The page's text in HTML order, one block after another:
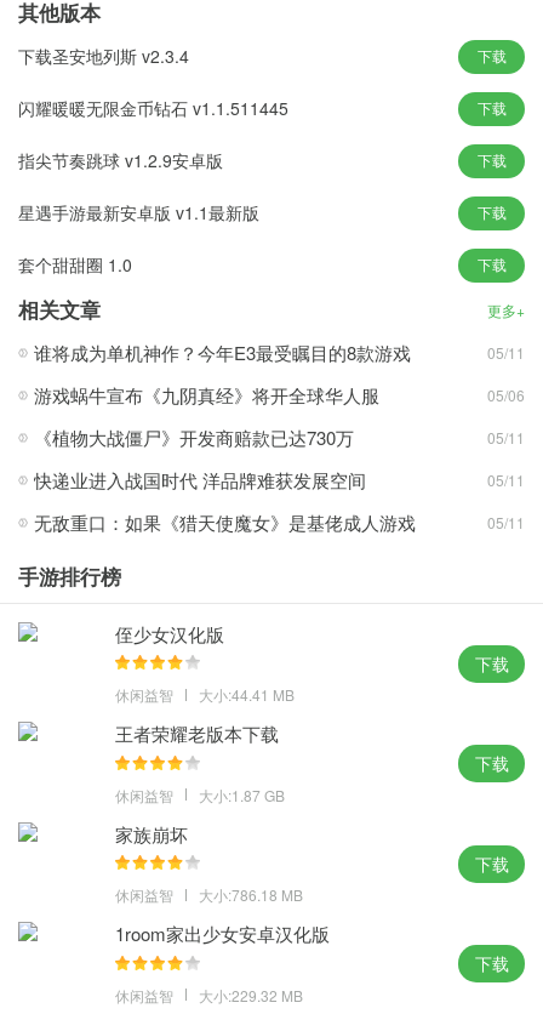
游戏中的内容设计足够丰富，因为它有丰富的业务流程模型和经验;
游戏亮点
可以根据自己的喜好随意搭配，轻松设计车站外观、车厢类型和过
可以增加更多的岗位，在园区内举办不同类型的庆典活动，获得额
外的效果和丰富的金币;
以第一人称视角体验您自己建造的过山车，包括大摆锤、摩天轮、
多元化的游乐园经营，200多种游乐场景设施，全3D动画渲染。
独特的日期图案设计，增加游乐园的人气，为您的场所赚取更多的
经济收入。
检查员将在特定日期到达这里，通过这些独特的时间规划，你可以
更好地完成一些挑战;
从员工招聘到游乐场规划和管理，一切都由您负责，在这里您可以
创建一个属于您独特的游乐场。
游戏评价
通过招募更多的员工来加强游乐园的管理，根据自己的喜好和想象
力进行装饰，创造出独一无二的梦幻场所。
其他版本
下载圣安地列斯 v2.3.4 下载
闪耀暖暖无限金币钻石 v1.1.511445 下载
指尖节奏跳球 v1.2.9安卓版 下载
星遇手游最新安卓版 v1.1最新版 下载
套个甜甜圈 1.0 下载
相关文章 更多+
谁将成为单机神作？今年E3最受瞩目的8款游戏 05/11
游戏蜗牛宣布《九阴真经》将开全球华人服 05/06
《植物大战僵尸》开发商赔款已达730万 05/11
快递业进入战国时代 洋品牌难获发展空间 05/11
无敌重口：如果《猎天使魔女》是基佬成人游戏 05/11
手游排行榜
侄少女汉化版
休闲益智 大小:44.41 MB
下载
王者荣耀老版本下载
休闲益智 大小:1.87 GB
下载
家族崩坏
休闲益智 大小:786.18 MB
下载
1room家出少女安卓汉化版
休闲益智 大小:229.32 MB
下载